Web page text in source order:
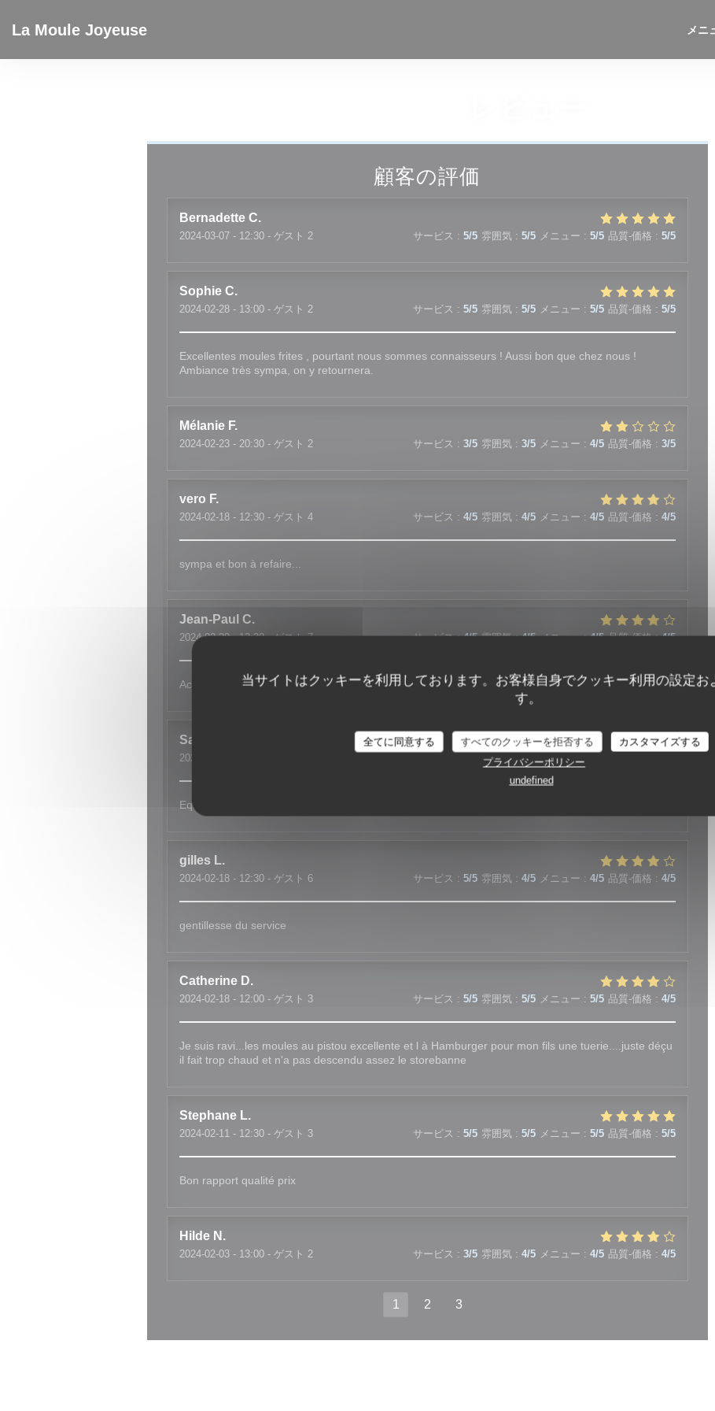
当サイトはクッキーを利用しております。お客様自身でクッキー利用の設定お
す。
全てに同意する すべてのクッキーを拒否する
カスタマイズする
プライバシーポリシー
undefined
La Moule Joyeuse メニ
顧客の評価
Bernadette C
2024-03-07 - 12:30 - ゲスト 2 サービス : 5/5 雰囲気: 5/5 メニュー : 5/5 品質-価格 : 5/5
Sophie C
2024-02-28 - 13:00 - ゲスト 2 サービス : 5/5 雰囲気: 5/5 メニュー : 5/5 品質-価格 : 5/5
Excellentes moules frites , pourtant nous sommes connaisseurs ! Aussi bon que chez nous !
Ambiance très sympa, on y retournera.
Mélanie F
2024-02-23 - 20:30 - ゲスト 2 サービス : 3/5 雰囲気: 3/5 メニュー : 4/5 品質-価格 : 3/5
vero F
2024-02-18 - 12:30 - ゲスト 4 サービス : 4/5 雰囲気 : 4/5 メニュー : 4/5 品質-価格 : 4/5
sympa et bon à refaire...
Jean-Paul C
2024-02-20- 12:30 - ゲスト 7 サービス: 4/5 雰囲気: 4/5 メニュー: 4/5 品質-価格: 4/5
Accueil et service
Sandrine
2024-02-18 雰囲気: 4/5 メニュー:
Equipe au top Super accueil
gilles L
2024-02-18 - 12:30 - ゲスト 6 サービス : 5/5 雰囲気 : 4/5 メニュー : 4/5 品質-価格 : 4/5
gentillesse du service
Catherine D
2024-02-18 - 12:00 - ゲスト 3 サービス : 5/5 雰囲気: 5/5 メニュー : 5/5 品質-価格 : 4/5
Je suis ravi...les moules au pistou excellente et l à Hamburger pour mon fils une tuerie....juste déçu
il fait trop chaud et n'a pas descendu assez le storebanne
Stephane L
2024-02-11 - 12:30 - ゲスト 3 サービス : 5/5 雰囲気: 5/5 メニュー : 5/5 品質-価格 : 5/5
Bon rapport qualité prix
Hilde N
2024-02-03 - 13:00 - ゲスト 2 サービス : 3/5 雰囲気: 4/5 メニュー : 4/5 品質-価格 : 4/5
1 2 3